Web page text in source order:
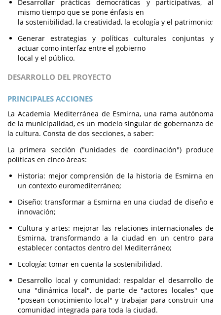
Desarrollar prácticas democráticas y participativas, al
mismo tiempo que se pone énfasis en
la sostenibilidad, la creatividad, la ecología y el patrimonio;
Generar estrategias y políticas culturales conjuntas y
actuar como interfaz entre el gobierno
local y el público.
DESARROLLO DEL PROYECTO
PRINCIPALES ACCIONES
La Academia Mediterránea de Esmirna, una rama autónoma
de la municipalidad, es un modelo singular de gobernanza de
la cultura. Consta de dos secciones, a saber:
La primera sección ("unidades de coordinación") produce
políticas en cinco áreas:
Historia: mejor comprensión de la historia de Esmirna en
un contexto euromediterráneo;
Diseño: transformar a Esmirna en una ciudad de diseño e
innovación;
Cultura y artes: mejorar las relaciones internacionales de
Esmirna, transformando a la ciudad en un centro para
establecer contactos dentro del Mediterráneo;
Ecología: tomar en cuenta la sostenibilidad.
Desarrollo local y comunidad: respaldar el desarrollo de
una "dinámica local", de parte de "actores locales" que
"posean conocimiento local" y trabajar para construir una
comunidad integrada para toda la ciudad.